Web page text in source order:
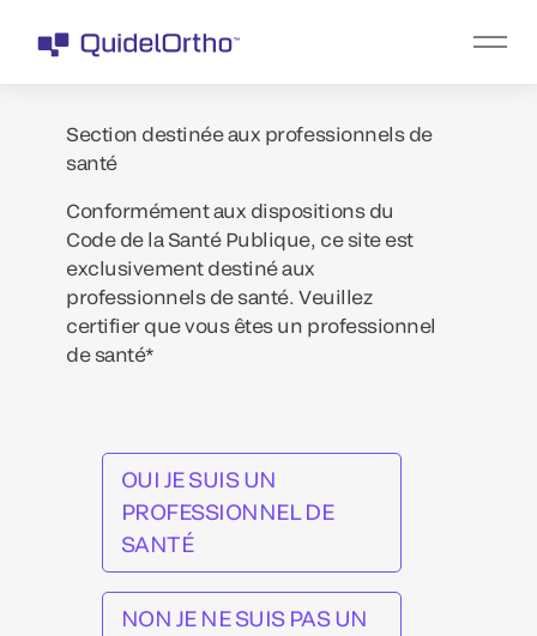
Section destinée aux professionnels de
santé
Conformément aux dispositions du
Code de la Santé Publique, ce site est
exclusivement destiné aux
professionnels de santé. Veuillez
certifier que vous êtes un professionnel
de santé*
OUI JE SUIS UN
PROFESSIONNEL DE
SANTÉ
NON JE NE SUIS PAS UN